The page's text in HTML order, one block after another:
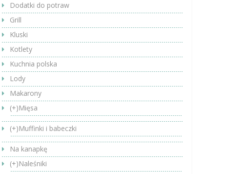
Dodatki do potraw
Grill
Kluski
Kotlety
Kuchnia polska
Lody
Makarony
(+)Mięsa
(+)Muffinki i babeczki
Na kanapkę
(+)Naleśniki